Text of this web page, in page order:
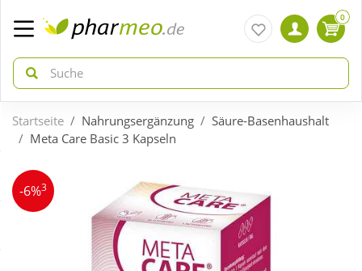
zurück
ÜBERSICHT AKTIONEN
Aktuelle Coupons
zurück
ÜBERSICHT KATEGORIEN
0
Startseite Nahrungsergänzung
Säure-Basenhaushalt
Meta Care Basic 3 Kapseln
-6%3